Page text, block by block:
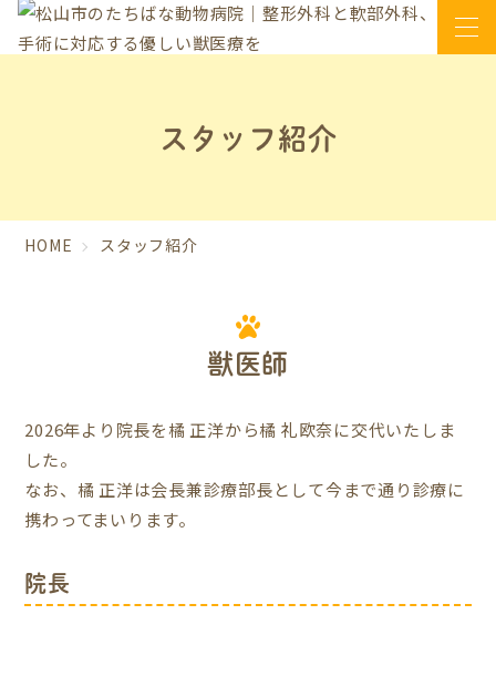
スタッフ紹介
HOME スタッフ紹介
獣医師
2026年より院長を橘 正洋から橘 礼欧奈に交代いたしま
した。
なお、橘 正洋は会長兼診療部長として今まで通り診療に
携わってまいります。
院長